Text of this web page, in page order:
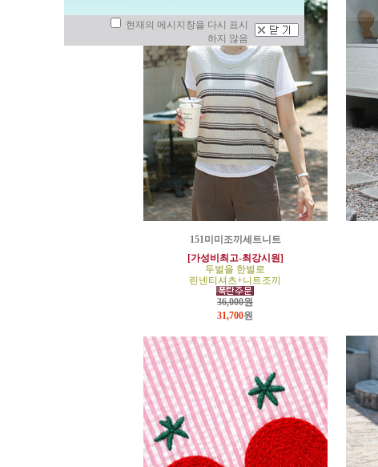
151미미조끼세트니트
[가성비최고-최강시원]
두벌을 한벌로
린넨티셔츠+니트조끼
36,000원
31,700원
현재의 메시지창을 다시 표시
하지 않음